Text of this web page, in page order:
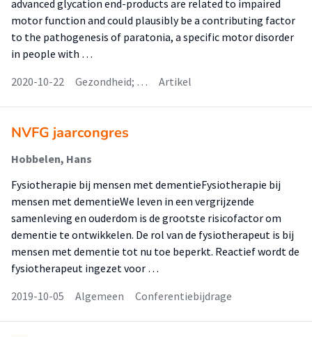
advanced glycation end-products are related to impaired
motor function and could plausibly be a contributing factor
to the pathogenesis of paratonia, a specific motor disorder
in people with …
2020-10-22
Gezondheid; … Artikel
NVFG jaarcongres
Hobbelen, Hans
Fysiotherapie bij mensen met dementieFysiotherapie bij
mensen met dementieWe leven in een vergrijzende
samenleving en ouderdom is de grootste risicofactor om
dementie te ontwikkelen. De rol van de fysiotherapeut is bij
mensen met dementie tot nu toe beperkt. Reactief wordt de
fysiotherapeut ingezet voor …
2019-10-05
Algemeen Conferentiebijdrage